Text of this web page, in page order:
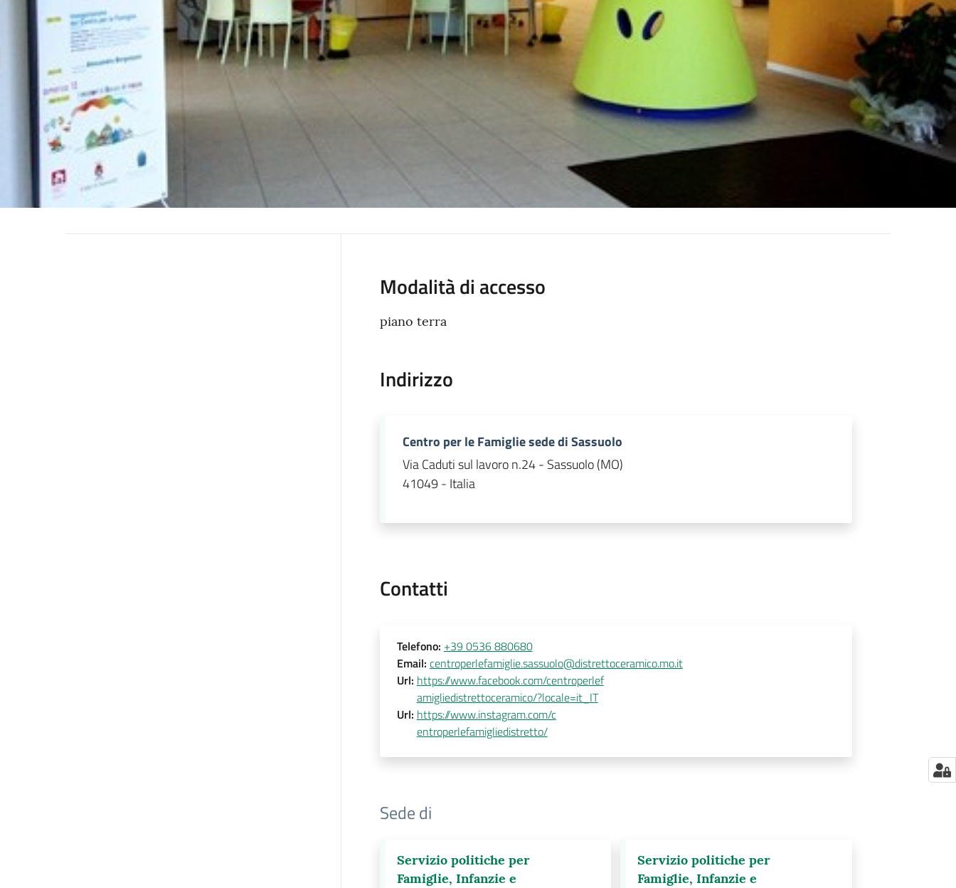
Modalità di accesso
piano terra
Indirizzo
Centro per le Famiglie sede di Sassuolo
Via Caduti sul lavoro n.24 - Sassuolo (MO)
41049 - Italia
Contatti
Telefono: +39 0536 880680
Email: centroperlefamiglie.sassuolo@distrettoceramico.mo.it
Url: https://www.facebook.com/centroperlef
amigliedistrettoceramico/?locale=it_IT
Url: https://www.instagram.com/c
entroperlefamigliedistretto/
Sede di
Servizio politiche per
Famiglie, Infanzie e
Servizio politiche per
Famiglie, Infanzie e